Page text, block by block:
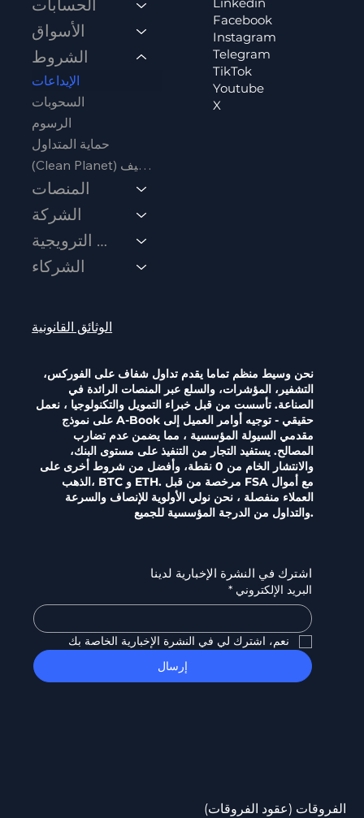
الحسابات
الأسواق
الشروط
الإيداعات
السحوبات
الرسوم
حماية المتداول
(Clean Planet) كوكب نظيف
المنصات
الشركة
العروض الترويجية
الشركاء
الوثائق القانونية
Facebook
Instagram
Telegram
TikTok
Youtube
X
نحن وسيط منظم تماما يقدم تداول شفاف على الفوركس،
التشفير، المؤشرات، والسلع عبر المنصات الرائدة في
الصناعة. تأسست من قبل خبراء التمويل والتكنولوجيا ، نعمل
على نموذج A-Book حقيقي - توجيه أوامر العميل إلى
مقدمي السيولة المؤسسية ، مما يضمن عدم تضارب
المصالح. يستفيد التجار من التنفيذ على مستوى البنك،
والانتشار الخام من 0 نقطة، وأفضل من شروط أخرى على
الذهب، BTC و ETH. مرخصة من قبل FSA مع أموال
العملاء منفصلة ، نحن نولي الأولوية للإنصاف والسرعة
والتداول من الدرجة المؤسسية للجميع.
اشترك في النشرة الإخبارية لدينا
البريد الإلكتروني *
نعم، اشترك لي في النشرة الإخبارية الخاصة بك
إرسال
الفروقات (عقود الفروقات)